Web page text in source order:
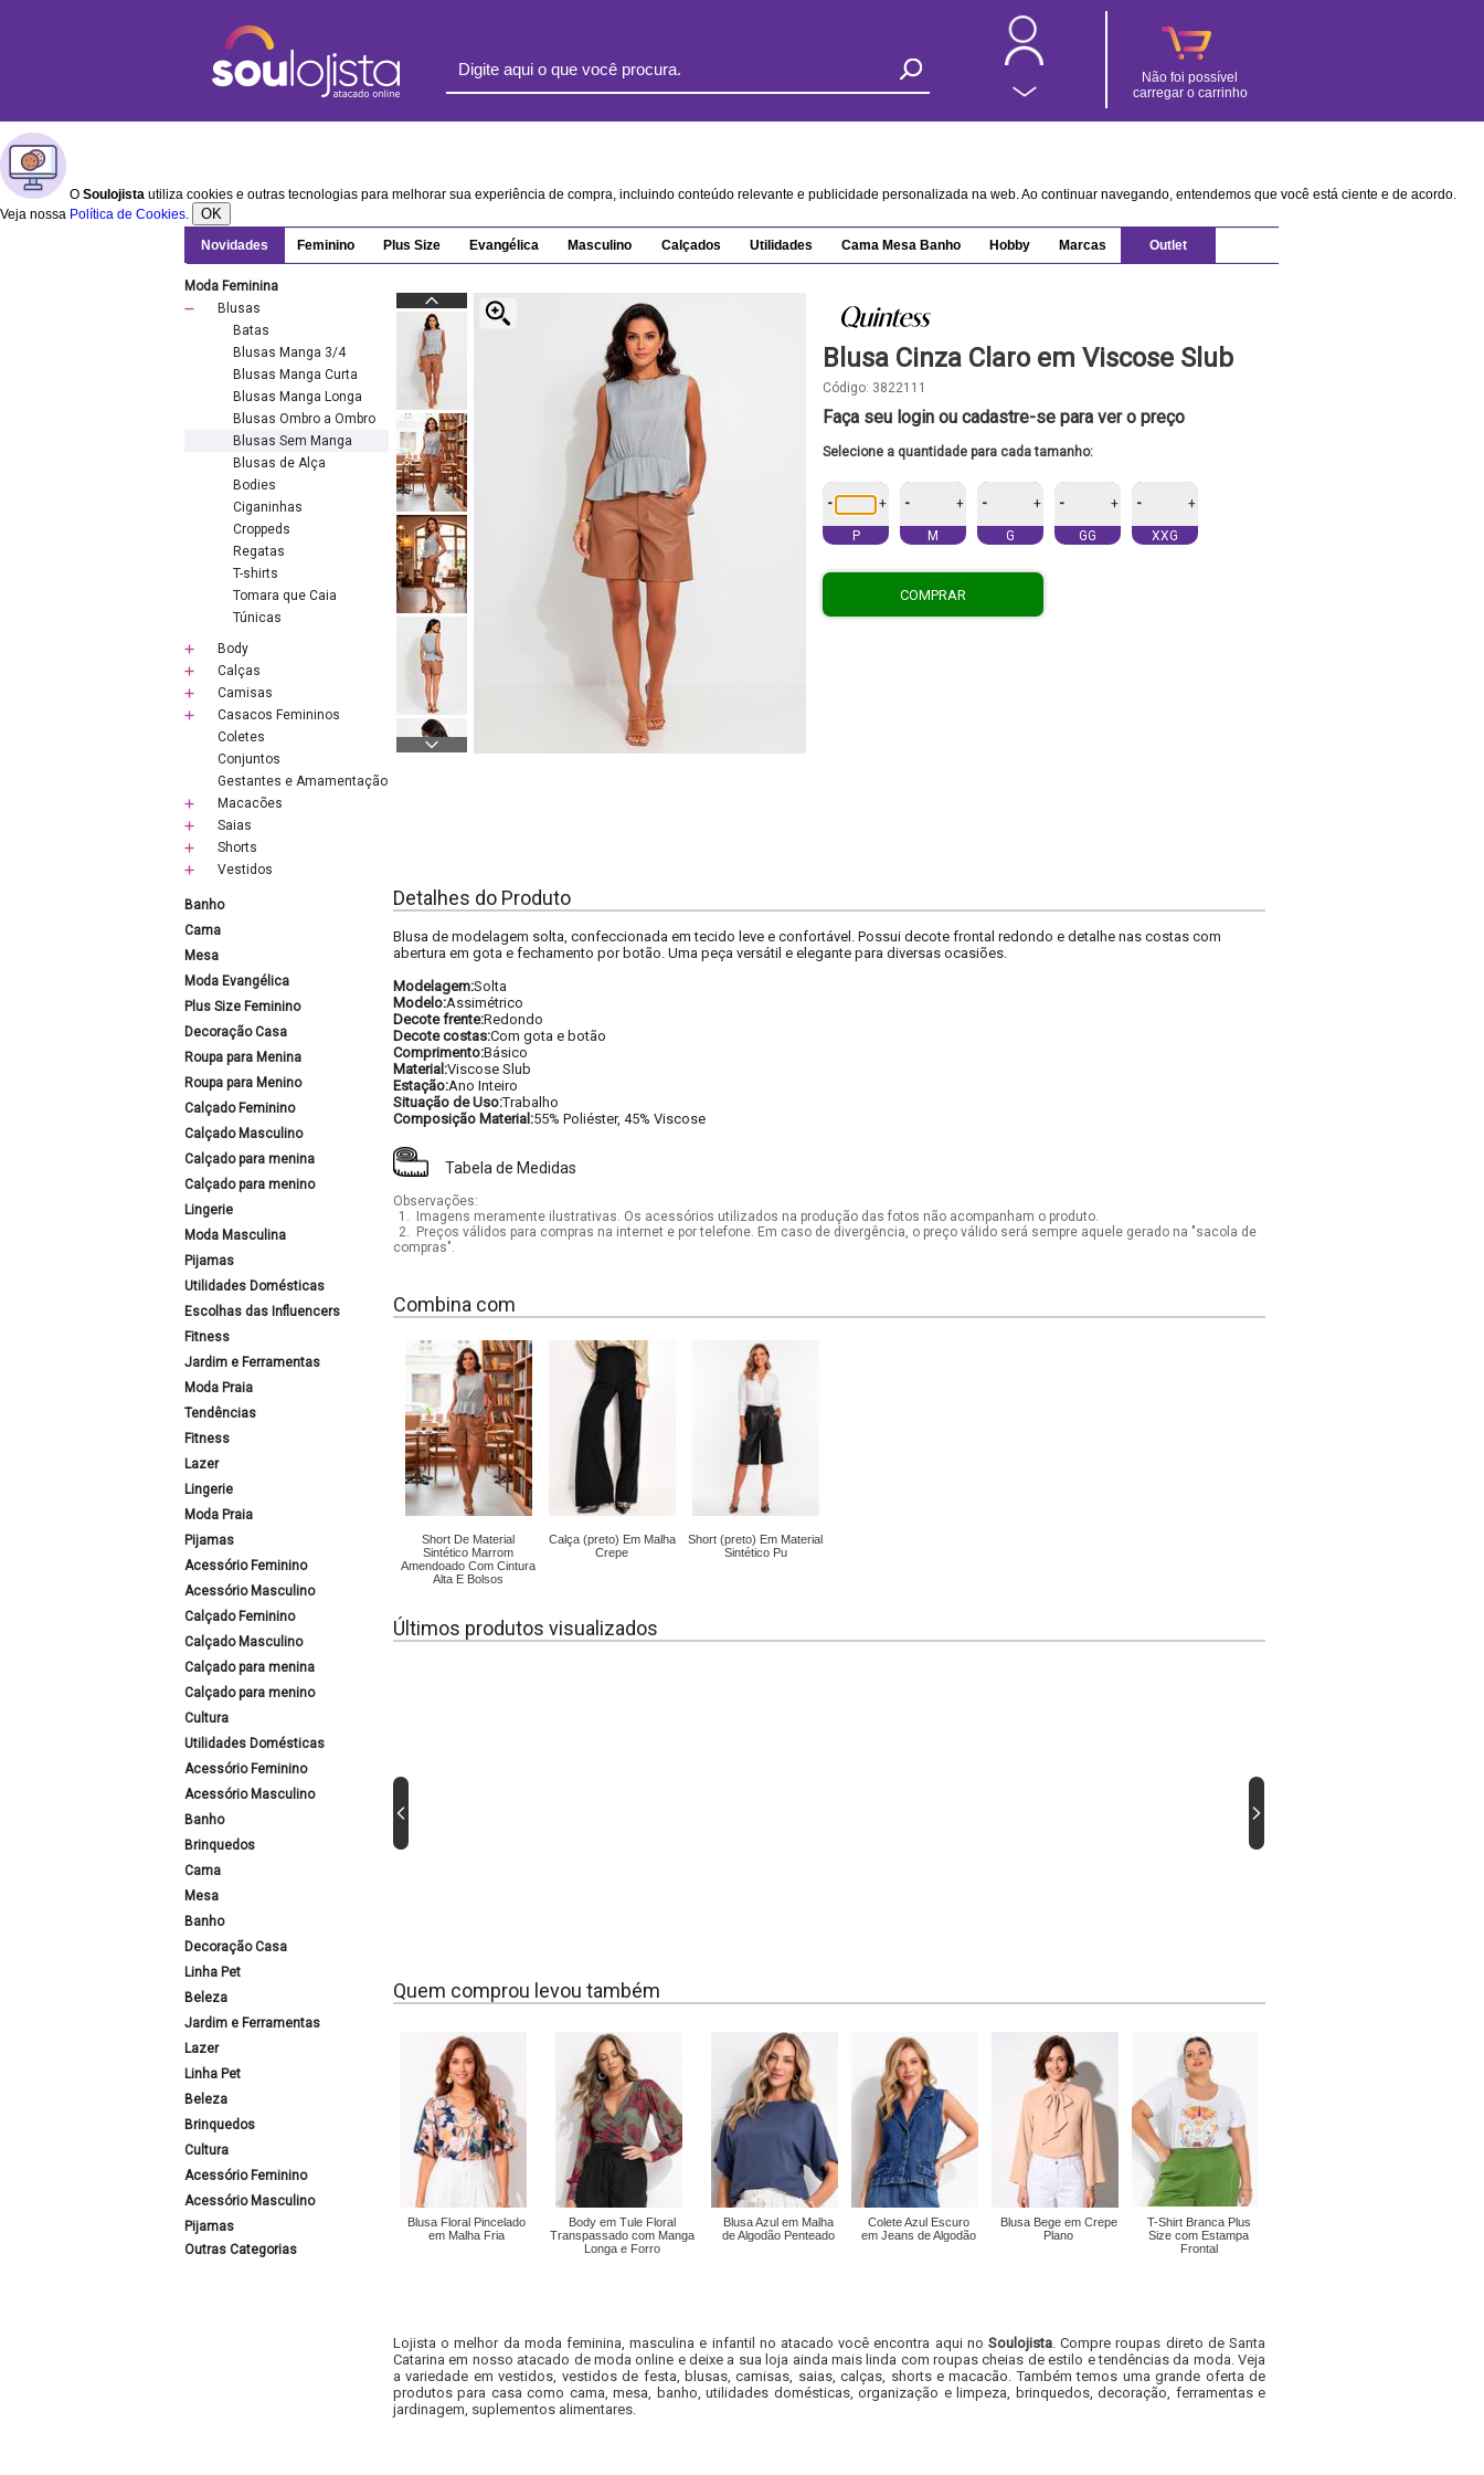
Não foi possível
carregar o carrinho
O Soulojista utiliza cookies e outras tecnologias para melhorar sua experiência de compra, incluindo conteúdo relevante e publicidade personalizada na web. Ao continuar navegando, entendemos que você está ciente e de acordo.
Veja nossa Política de Cookies. OK
Novidades Feminino Plus Size Evangélica Masculino Calçados Utilidades Cama Mesa Banho Hobby Marcas Outlet
Moda Feminina
Blusas
Batas
Blusas Manga 3/4
Blusas Manga Curta
Blusas Manga Longa
Blusas Ombro a Ombro
Blusas Sem Manga
Blusas de Alça
Bodies
Ciganinhas
Croppeds
Regatas
T-shirts
Tomara que Caia
Túnicas
Body
Calças
Camisas
Casacos Femininos
Coletes
Conjuntos
Gestantes e Amamentação
Macacões
Saias
Shorts
Vestidos
Banho
Cama
Mesa
Moda Evangélica
Plus Size Feminino
Decoração Casa
Roupa para Menina
Roupa para Menino
Calçado Feminino
Calçado Masculino
Calçado para menina
Calçado para menino
Lingerie
Moda Masculina
Pijamas
Utilidades Domésticas
Escolhas das Influencers
Fitness
Jardim e Ferramentas
Moda Praia
Tendências
Fitness
Lazer
Lingerie
Moda Praia
Pijamas
Acessório Feminino
Acessório Masculino
Calçado Feminino
Calçado Masculino
Calçado para menina
Calçado para menino
Cultura
Utilidades Domésticas
Acessório Feminino
Acessório Masculino
Banho
Brinquedos
Cama
Mesa
Banho
Decoração Casa
Linha Pet
Beleza
Jardim e Ferramentas
Lazer
Linha Pet
Beleza
Brinquedos
Cultura
Acessório Feminino
Acessório Masculino
Pijamas
Outras Categorias
Blusa Cinza Claro em Viscose Slub
Código: 3822111
Faça seu login ou cadastre-se para ver o preço
Selecione a quantidade para cada tamanho:
- +
P
- +
M
- +
G
- +
GG
- +
XXG
COMPRAR
Detalhes do Produto
Blusa de modelagem solta, confeccionada em tecido leve e confortável. Possui decote frontal redondo e detalhe nas costas com
abertura em gota e fechamento por botão. Uma peça versátil e elegante para diversas ocasiões.
Modelagem:Solta
Modelo:Assimétrico
Decote frente:Redondo
Decote costas:Com gota e botão
Comprimento:Básico
Material:Viscose Slub
Estação:Ano Inteiro
Situação de Uso:Trabalho
Composição Material:55% Poliéster, 45% Viscose
Tabela de Medidas
Observações:
1.
Imagens meramente ilustrativas. Os acessórios utilizados na produção das fotos não acompanham o produto.
2.
Preços válidos para compras na internet e por telefone. Em caso de divergência, o preço válido será sempre aquele gerado na "sacola de
compras".
Combina com
Short De Material
Sintético Marrom
Amendoado Com Cintura
Alta E Bolsos
Calça (preto) Em Malha
Crepe
Short (preto) Em Material
Sintético Pu
Últimos produtos visualizados
Quem comprou levou também
Blusa Floral Pincelado
em Malha Fria
Body em Tule Floral
Transpassado com Manga
Longa e Forro
Blusa Azul em Malha
de Algodão Penteado
Colete Azul Escuro
em Jeans de Algodão
Blusa Bege em Crepe
Plano
T-Shirt Branca Plus
Size com Estampa
Frontal
Lojista o melhor da moda feminina, masculina e infantil no atacado você encontra aqui no Soulojista. Compre roupas direto de Santa
Catarina em nosso atacado de moda online e deixe a sua loja ainda mais linda com roupas cheias de estilo e tendências da moda. Veja
a variedade em vestidos, vestidos de festa, blusas, camisas, saias, calças, shorts e macacão. Também temos uma grande oferta de
produtos para casa como cama, mesa, banho, utilidades domésticas, organização e limpeza, brinquedos, decoração, ferramentas e
jardinagem, suplementos alimentares.